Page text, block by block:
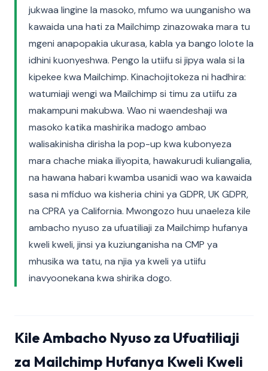
jukwaa lingine la masoko, mfumo wa uunganisho wa
kawaida una hati za Mailchimp zinazowaka mara tu
mgeni anapopakia ukurasa, kabla ya bango lolote la
idhini kuonyeshwa. Pengo la utiifu si jipya wala si la
kipekee kwa Mailchimp. Kinachojitokeza ni hadhira:
watumiaji wengi wa Mailchimp si timu za utiifu za
makampuni makubwa. Wao ni waendeshaji wa
masoko katika mashirika madogo ambao
walisakinisha dirisha la pop-up kwa kubonyeza
mara chache miaka iliyopita, hawakurudi kuliangalia,
na hawana habari kwamba usanidi wao wa kawaida
sasa ni mfiduo wa kisheria chini ya GDPR, UK GDPR,
na CPRA ya California. Mwongozo huu unaeleza kile
ambacho nyuso za ufuatiliaji za Mailchimp hufanya
kweli kweli, jinsi ya kuziunganisha na CMP ya
mhusika wa tatu, na njia ya kweli ya utiifu
inavyoonekana kwa shirika dogo.
Kile Ambacho Nyuso za Ufuatiliaji
za Mailchimp Hufanya Kweli Kweli